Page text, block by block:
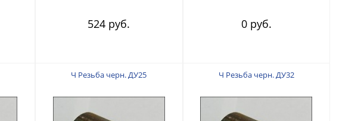
524 руб. 0 руб.
Ч Резьба черн. ДУ25 Ч Резьба черн. ДУ32